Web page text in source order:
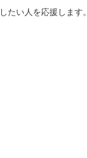
たい人を応援します。